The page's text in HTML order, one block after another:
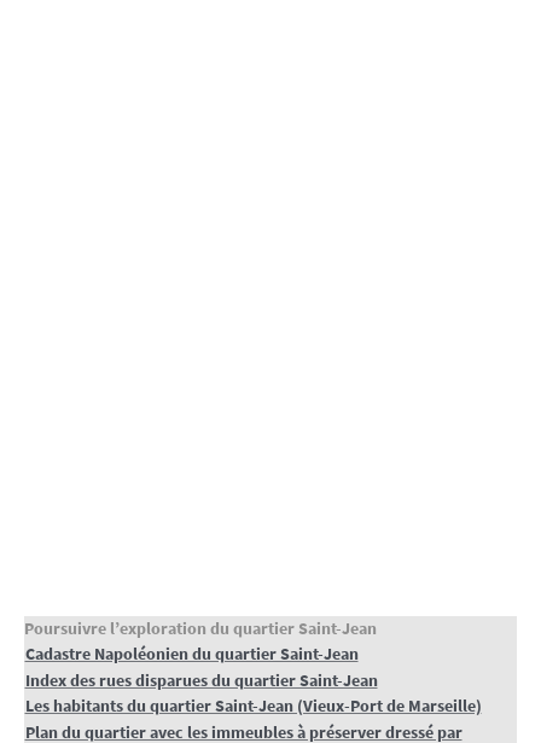
Poursuivre l’exploration du quartier Saint-Jean
Cadastre Napoléonien du quartier Saint-Jean
Index des rues disparues du quartier Saint-Jean
Les habitants du quartier Saint-Jean (Vieux-Port de Marseille)
Plan du quartier avec les immeubles à préserver dressé par